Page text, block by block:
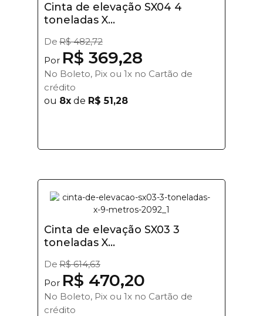
Cinta de elevação SX04 4
toneladas X...
De R$ 482,72
Por R$ 369,28
No Boleto, Pix ou 1x no Cartão de
crédito
ou 8x de R$ 51,28
Cinta de elevação SX03 3
toneladas X...
De R$ 614,63
Por R$ 470,20
No Boleto, Pix ou 1x no Cartão de
crédito